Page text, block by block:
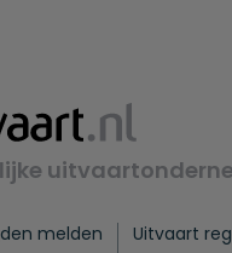
melden Uitvaart